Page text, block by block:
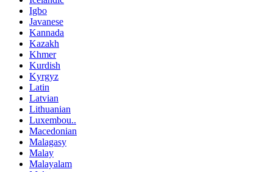
Igbo
Javanese
Kannada
Kazakh
Khmer
Kurdish
Kyrgyz
Latin
Latvian
Lithuanian
Luxembou..
Macedonian
Malagasy
Malay
Malayalam